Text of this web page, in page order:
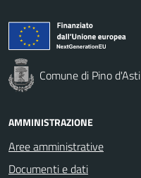
Comune di Pino d'Asti
AMMINISTRAZIONE
Aree amministrative
Documenti e dati